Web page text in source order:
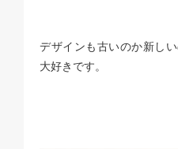
デザインも古いのか新し
大好きです。